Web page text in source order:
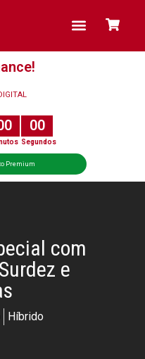
0 00
Segundos
Premium
com
e
Híbrido